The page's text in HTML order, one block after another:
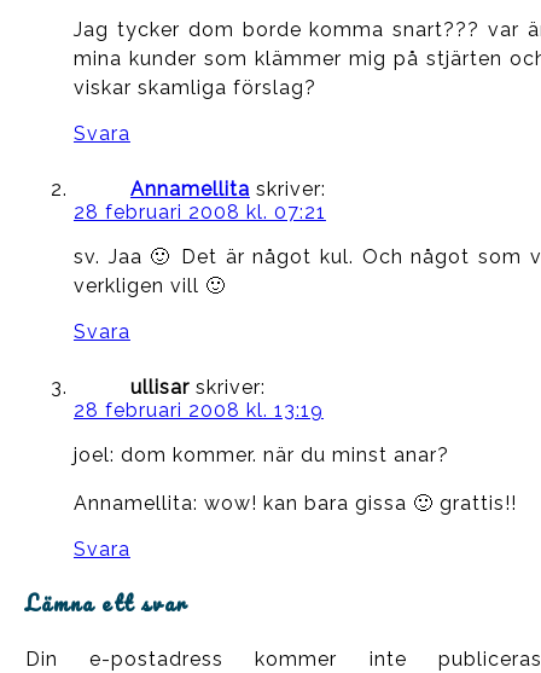
Jag tycker dom borde komma snart??? var
mina kunder som klämmer mig på stjärten
viskar skamliga förslag?
Svara
Annamellita skriver:
28 februari 2008 kl. 07:21
sv. Jaa 🙂 Det är något kul. Och något som
verkligen vill 🙂
Svara
ullisar skriver:
28 februari 2008 kl. 13:19
joel: dom kommer. när du minst anar?
Annamellita: wow! kan bara gissa 🙂 grattis!!
Svara
Lämna ett svar
Din e-postadress kommer inte